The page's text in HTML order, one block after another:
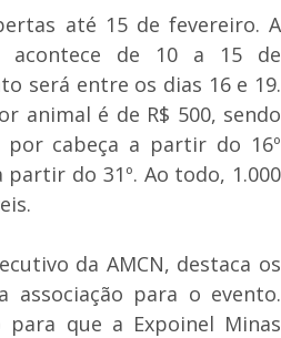
até 15 de fevereiro. A
acontece de 10 a 15 de
será entre os dias 16 e 19.
animal é de R$ 500, sendo
por cabeça a partir do 16º
partir do 31º. Ao todo, 1.000
da AMCN, destaca os
associação para o evento.
para que a Expoinel Minas